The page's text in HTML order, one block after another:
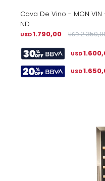
Cava De Vino - MON
ND
USD1.790,00 USD
USD
USD